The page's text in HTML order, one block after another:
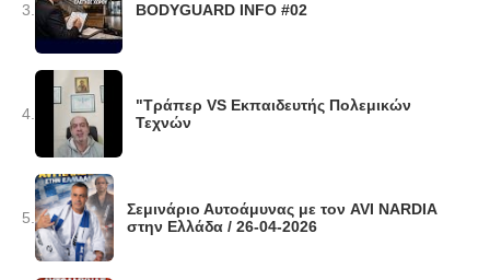
3. BODYGUARD INFO #02
4.
"Τράπερ VS Εκπαιδευτής Πολεμικών
Τεχνών
5.
Σεμινάριο Αυτοάμυνας με τον AVI NARDIA
στην Ελλάδα / 26-04-2026